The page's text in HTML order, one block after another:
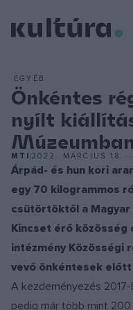
EGYÉB
Önkéntes
nyílt
Múzeumban
MTI 2022. MÁRCIUS 18.
Árpád- és hun kori
egy 70 kilogrammos
csütörtöktől a Magyar
Kincset érő közösség
intézmény Közösségi
vevő önkéntesek
A kezdeményezés
pedig már több mint 200